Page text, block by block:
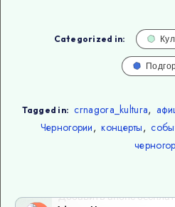
Categorized in:
Tagged in: crnagora_kultura,
Черногории, концерты,